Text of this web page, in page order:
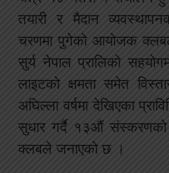
तयारी र मैदान
चरणमा पुगेको आयोजक
सुर्य नेपाल प्रालिको
लाइटको क्षमता समेत
अघिल्ला वर्षमा देखिएका
सुधार गर्दै १३औं संस्करणको
क्लबले जनाएको छ ।